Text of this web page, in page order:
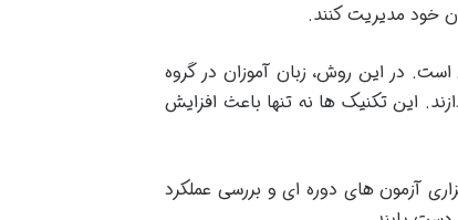
خود مدیریت کنند.
در این روش، زبان آموزان در گروه
این تکنیک ها نه تنها باعث افزایش
آزمون های دوره ای و بررسی عملکرد